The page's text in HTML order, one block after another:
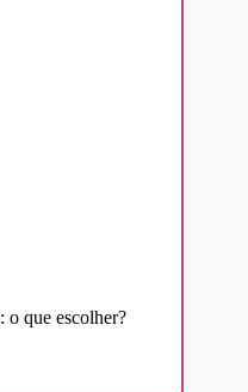
o que escolher?